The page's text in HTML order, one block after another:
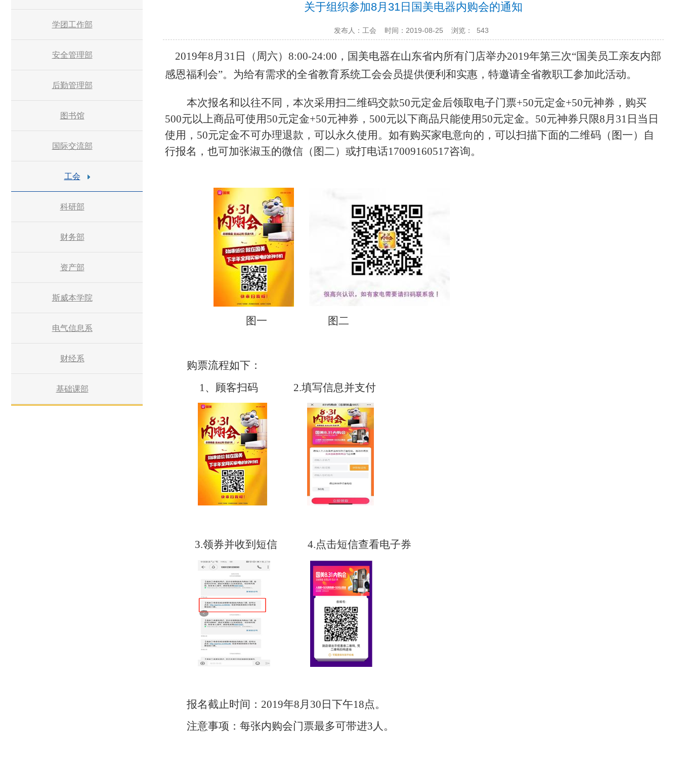
学团工作部
安全管理部
后勤管理部
图书馆
国际交流部
工会
科研部
财务部
资产部
斯威本学院
电气信息系
财经系
基础课部
关于组织参加8月31日国美电器内购会的通知
发布人：工会 时间：2019-08-25 浏览： 543
2019年8月 31 日 （周六） 8:00-24:00 ，国美电器在山东省内所有门店举办2019年第三次“国美员工亲友内部
感恩福利会”。为给有需求的全省教育系统工会会员提供便利和实惠，特邀请全省教职工参加此活动。
本次报名和以往不同，本次采用扫二维码交款50元定金后领取电子门票+50元定金+50元神券，购买
500元以上商品可使用50元定金+50元神券， 500元以下商品只能使用50元定金。 50元神券只限8月 31 日当日
使用， 50元定金不可办理退款，可以永久使用。如有购买家电意向的，可以扫描下面的二维码（图一）自
行报名，也可加张淑玉的微信（图二）或打电话17009160517咨询。
图一 图二
购票流程如下：
1、顾客扫码 2.填写信息并支付
3.领券并收到短信 4.点击短信查看电子券
报名截止时间： 2019年8月 30 日下午18点。
注意事项：每张内购会门票最多可带进3人。